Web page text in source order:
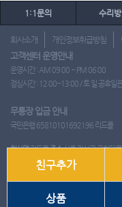
1:1문의 수리
회사소개 개인정보취급방침
고객센터 운영안내
운영시간 : AM 09:00 ~ PM 06:00
점심시간 : 12:00~13:00 / 토.일.공휴일
무통장 입금 안내
국민은행 65810101692196 리드몰
회사명리드몰주소서울 강서구 국회대
사업자 등록번호412-10-97537
Copyright ⓒ 2001~2026 리드몰. All
친구추가
상품